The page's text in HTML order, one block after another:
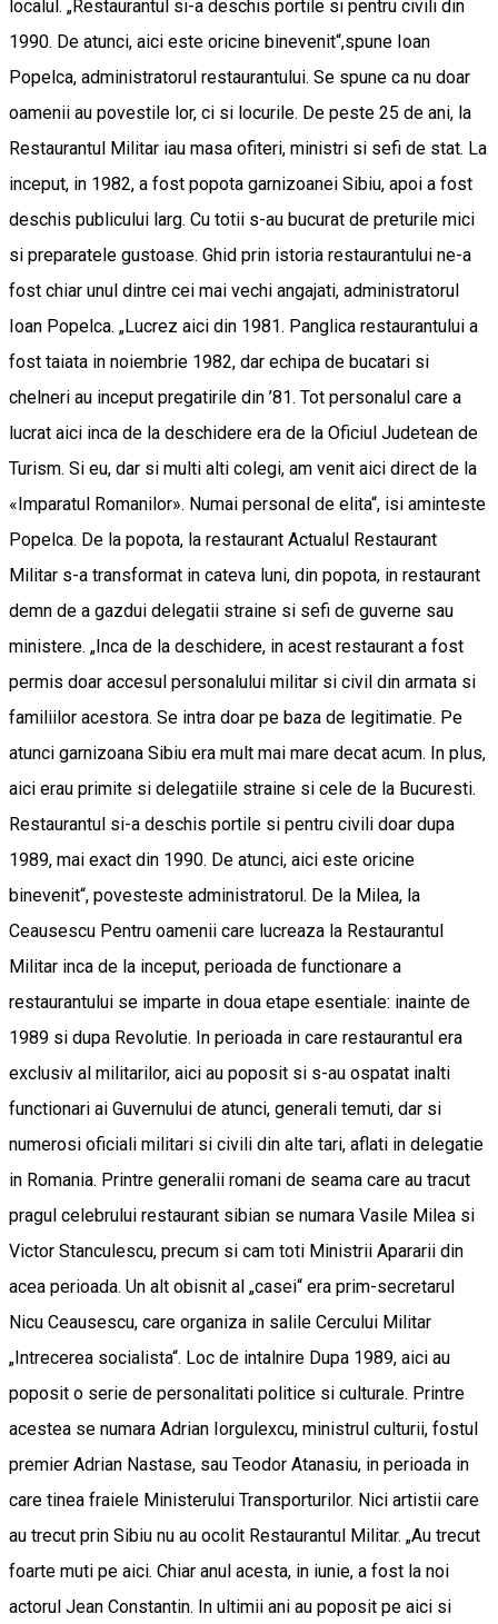
localul. „Restaurantul si-a deschis portile si pentru civili din
1990. De atunci, aici este oricine binevenit“,spune Ioan
Popelca, administratorul restaurantului. Se spune ca nu doar
oamenii au povestile lor, ci si locurile. De peste 25 de ani, la
Restaurantul Militar iau masa ofiteri, ministri si sefi de stat. La
inceput, in 1982, a fost popota garnizoanei Sibiu, apoi a fost
deschis publicului larg. Cu totii s-au bucurat de preturile mici
si preparatele gustoase. Ghid prin istoria restaurantului ne-a
fost chiar unul dintre cei mai vechi angajati, administratorul
Ioan Popelca. „Lucrez aici din 1981. Panglica restaurantului a
fost taiata in noiembrie 1982, dar echipa de bucatari si
chelneri au inceput pregatirile din ’81. Tot personalul care a
lucrat aici inca de la deschidere era de la Oficiul Judetean de
Turism. Si eu, dar si multi alti colegi, am venit aici direct de la
«Imparatul Romanilor». Numai personal de elita“, isi aminteste
Popelca. De la popota, la restaurant Actualul Restaurant
Militar s-a transformat in cateva luni, din popota, in restaurant
demn de a gazdui delegatii straine si sefi de guverne sau
ministere. „Inca de la deschidere, in acest restaurant a fost
permis doar accesul personalului militar si civil din armata si
familiilor acestora. Se intra doar pe baza de legitimatie. Pe
atunci garnizoana Sibiu era mult mai mare decat acum. In plus,
aici erau primite si delegatiile straine si cele de la Bucuresti.
Restaurantul si-a deschis portile si pentru civili doar dupa
1989, mai exact din 1990. De atunci, aici este oricine
binevenit“, povesteste administratorul. De la Milea, la
Ceausescu Pentru oamenii care lucreaza la Restaurantul
Militar inca de la inceput, perioada de functionare a
restaurantului se imparte in doua etape esentiale: inainte de
1989 si dupa Revolutie. In perioada in care restaurantul era
exclusiv al militarilor, aici au poposit si s-au ospatat inalti
functionari ai Guvernului de atunci, generali temuti, dar si
numerosi oficiali militari si civili din alte tari, aflati in delegatie
in Romania. Printre generalii romani de seama care au tracut
pragul celebrului restaurant sibian se numara Vasile Milea si
Victor Stanculescu, precum si cam toti Ministrii Apararii din
acea perioada. Un alt obisnit al „casei“ era prim-secretarul
Nicu Ceausescu, care organiza in salile Cercului Militar
„Intrecerea socialista“. Loc de intalnire Dupa 1989, aici au
poposit o serie de personalitati politice si culturale. Printre
acestea se numara Adrian Iorgulexcu, ministrul culturii, fostul
premier Adrian Nastase, sau Teodor Atanasiu, in perioada in
care tinea fraiele Ministerului Transporturilor. Nici artistii care
au trecut prin Sibiu nu au ocolit Restaurantul Militar. „Au trecut
foarte muti pe aici. Chiar anul acesta, in iunie, a fost la noi
actorul Jean Constantin. In ultimii ani au poposit pe aici si